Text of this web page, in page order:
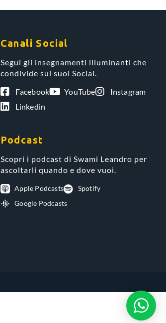
Canali Social
Segui gli insegnamenti illuminanti che
condivide sui suoi Social.
Facebook
YouTube
Instagram
Linkedin
Podcast
Scopri i podcast di Swami Leandro per
ascoltarli quando e dove vuoi.
Apple Podcasts
Spotify
Google Podcasts